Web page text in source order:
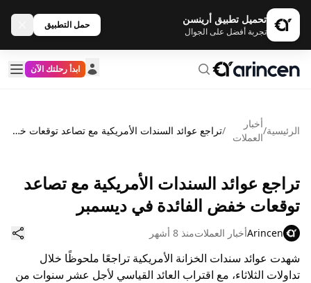
تحميل تطبيق أرينسن
تجربة أفضل على الجوال
حمل التطبيق
ابدأ رحلتك الآن
الرئيسية/
أخبار
العملات
/ تراجع عوائد السندات الأمريكية مع تصاعد توقعات خفض الفائدة في ديسمبر
تراجع عوائد السندات الأمريكية مع تصاعد
توقعات خفض الفائدة في ديسمبر
Arincenأخبار العملاتمنذ 8 أشهر
شهدت عوائد سندات الخزانة الأمريكية تراجعًا ملحوظًا خلال
تداولات الثلاثاء، مع اقتراب العائد القياسي لأجل عشر سنوات من